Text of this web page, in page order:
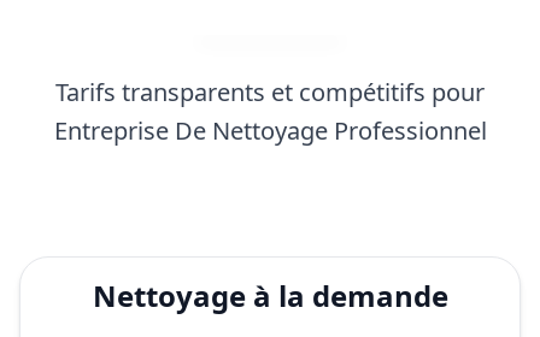
Tarifs transparents et compétitifs pour
Entreprise De Nettoyage Professionnel
Nettoyage à la demande